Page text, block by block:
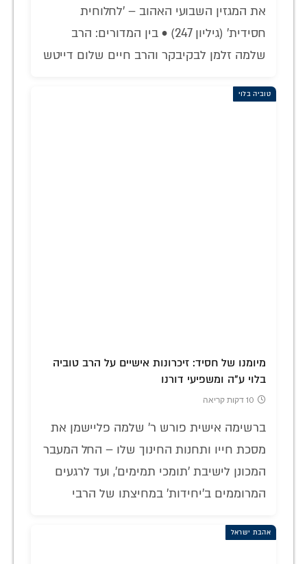
את המגזין השבועי האהוב – 'לחלוחית
חסידית' (גיליון 247) • בין המדורים: הרב
שלמה זלמן לבקיבקר והרב חיים שלום דייטש
טוביה בלוי
מיומנו של חסיד: זיכרונות אישיים על הרב טוביה
בלוי ע"ה ומשפיעי דורנו
10 דקות קריאה
ברשימה אישית פורש ר' שלמה פליישמן את
מסכת חייו ותחנות החינוך שלו – החל המעבר
המכונן לישיבת 'תומכי תמימים', ועד לרגעים
המרוממים ב'יחידות' במחיצתו של הרבי
אהבת ישראל